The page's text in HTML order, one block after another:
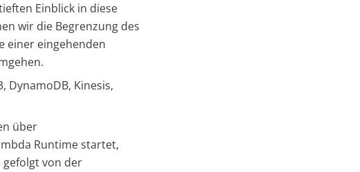
Einblick in diese
wir die Begrenzung des
einer eingehenden
DynamoDB, Kinesis,
über
Runtime startet,
gefolgt von der